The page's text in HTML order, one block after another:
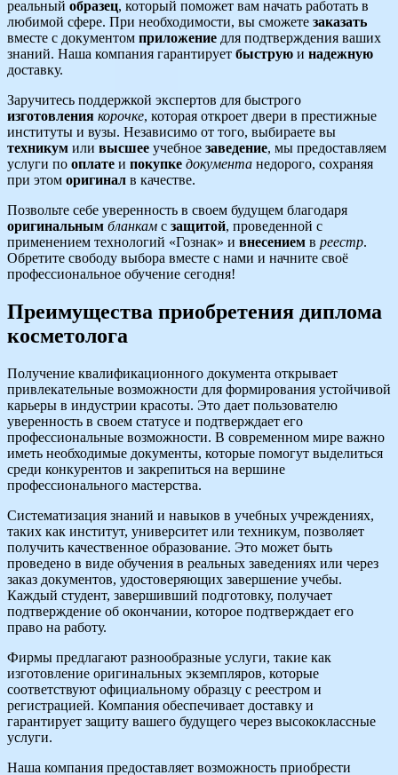
реальный образец, который поможет вам начать работать в
любимой сфере. При необходимости, вы сможете заказать
вместе с документом приложение для подтверждения ваших
знаний. Наша компания гарантирует быструю и надежную
доставку.
Заручитесь поддержкой экспертов для быстрого
изготовления корочке, которая откроет двери в престижные
институты и вузы. Независимо от того, выбираете вы
техникум или высшее учебное заведение, мы предоставляем
услуги по оплате и покупке документа недорого, сохраняя
при этом оригинал в качестве.
Позвольте себе уверенность в своем будущем благодаря
оригинальным бланкам с защитой, проведенной с
применением технологий «Гознак» и внесением в реестр.
Обретите свободу выбора вместе с нами и начните своё
профессиональное обучение сегодня!
Преимущества приобретения диплома
косметолога
Получение квалификационного документа открывает
привлекательные возможности для формирования устойчивой
карьеры в индустрии красоты. Это дает пользователю
уверенность в своем статусе и подтверждает его
профессиональные возможности. В современном мире важно
иметь необходимые документы, которые помогут выделиться
среди конкурентов и закрепиться на вершине
профессионального мастерства.
Систематизация знаний и навыков в учебных учреждениях,
таких как институт, университет или техникум, позволяет
получить качественное образование. Это может быть
проведено в виде обучения в реальных заведениях или через
заказ документов, удостоверяющих завершение учебы.
Каждый студент, завершивший подготовку, получает
подтверждение об окончании, которое подтверждает его
право на работу.
Фирмы предлагают разнообразные услуги, такие как
изготовление оригинальных экземпляров, которые
соответствуют официальному образцу с реестром и
регистрацией. Компания обеспечивает доставку и
гарантирует защиту вашего будущего через высококлассные
услуги.
Наша компания предоставляет возможность приобрести